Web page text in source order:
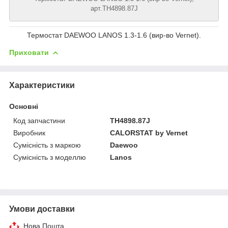
арт.TH4898.87J
Термостат DAEWOO LANOS 1.3-1.6 (вир-во Vernet).
Приховати
Характеристики
Основні
Код запчастини
TH4898.87J
Виробник
CALORSTAT by Vernet
Сумісність з маркою
Daewoo
Сумісність з моделлю
Lanos
Умови доставки
Нова Пошта